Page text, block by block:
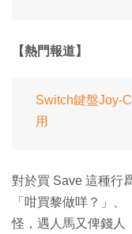
【熱門報道】
Switch鍵盤Joy-
用
對於買 Save 這種行
「咁買黎做咩？」
怪，遇人馬又俾錢人